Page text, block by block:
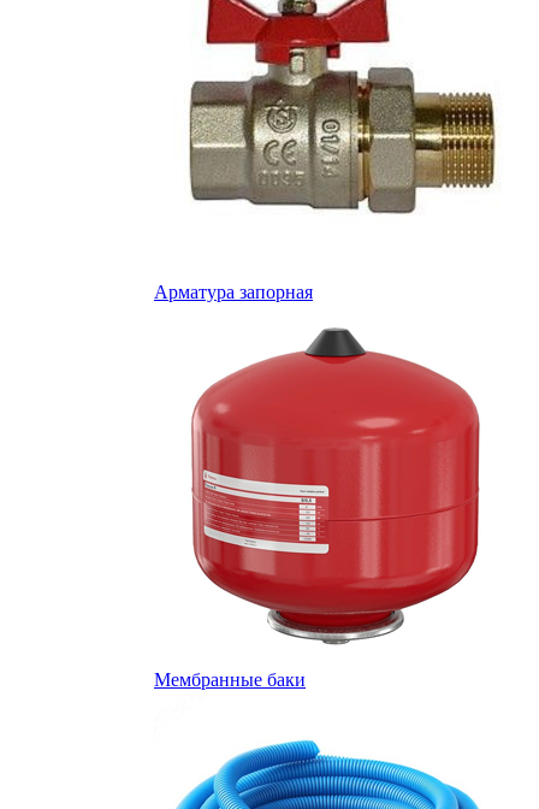
Арматура запорная
Мембранные баки